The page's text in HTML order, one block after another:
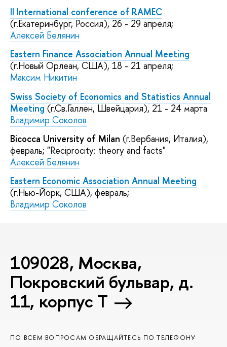
II International conference of RAMEC
(г.Екатеринбург, Россия), 26 - 29 апреля;
Алексей Белянин
Eastern Finance Association Annual Meeting
(г.Новый Орлеан, США), 18 - 21 апреля;
Максим Никитин
Swiss Society of Economics and Statistics Annual
Meeting (г.Св.Галлен, Швейцария), 21 - 24 марта
Владимир Соколов
Bicocca University of Milan (г.Вербания, Италия),
февраль; "Reciprocity: theory and facts"
Алексей Белянин
Eastern Economic Association Annual Meeting
(г.Нью-Йорк, США), февраль;
Владимир Соколов
109028, Москва,
Покровский бульвар, д.
11, корпус T
ПО ВСЕМ ВОПРОСАМ ОБРАЩАЙТЕСЬ ПО ТЕЛЕФОНУ